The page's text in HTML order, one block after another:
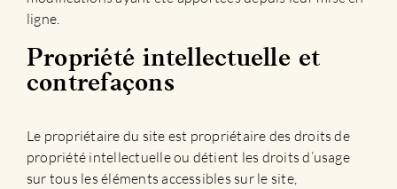
ligne.
Propriété intellectuelle et
contrefaçons
Le propriétaire du site est propriétaire des droits de
propriété intellectuelle ou détient les droits d’usage
sur tous les éléments accessibles sur le site,